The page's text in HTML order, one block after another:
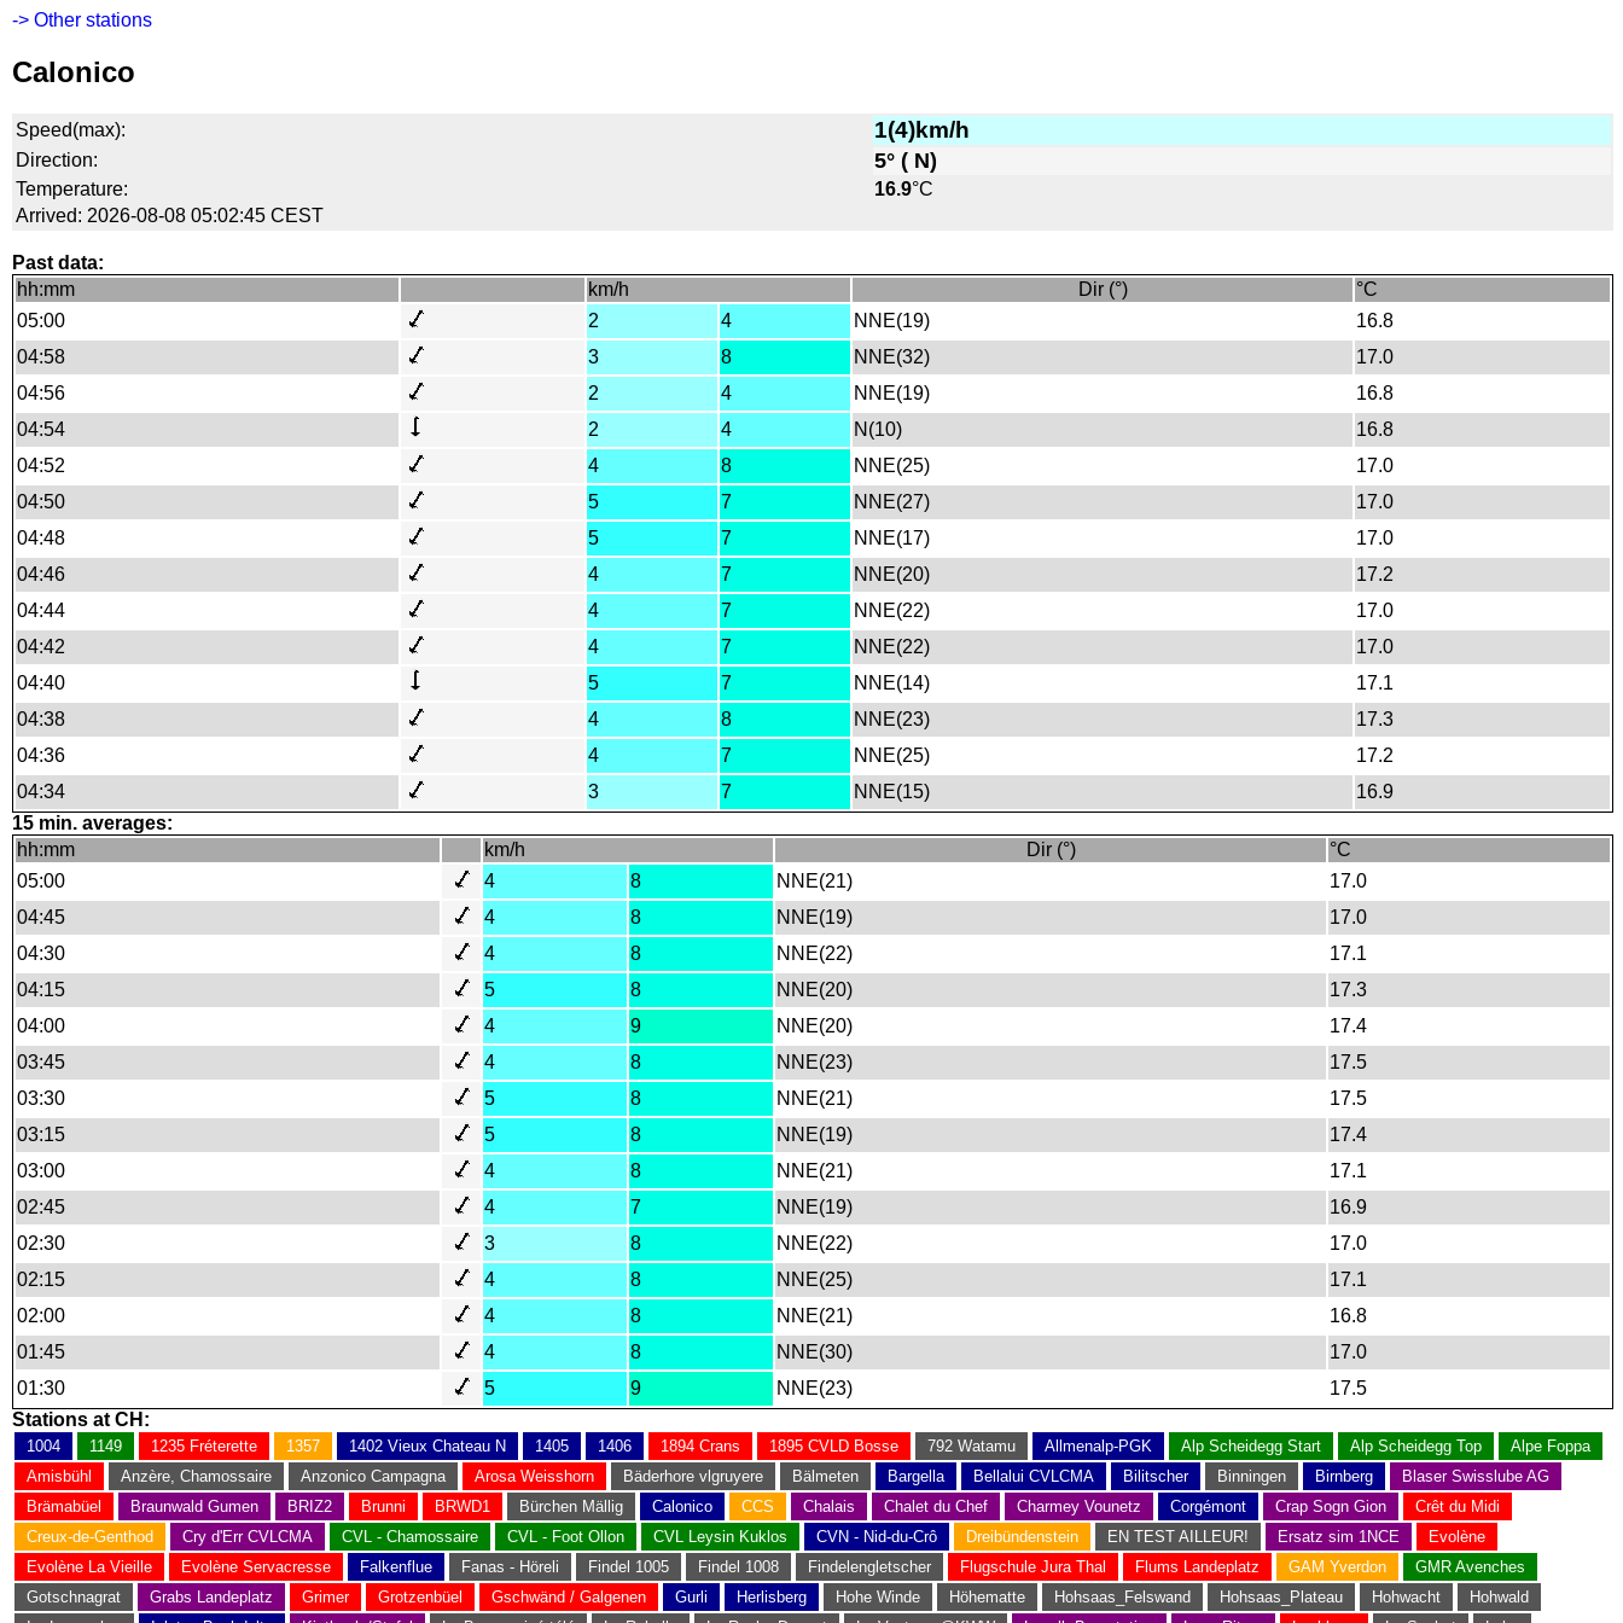
-> Other stations
Calonico
Speed(max): 1(4)km/h
Direction: 5° ( N)
Temperature: 16.9°C
Arrived: 2026-08-08 05:02:45 CEST
Past data:
hh:mm
km/h Dir (°)
°C
05:00
2 4 NNE(19)
16.8
04:58
3 8 NNE(32)
17.0
04:56
2 4 NNE(19)
16.8
04:54
2 4 N(10)
16.8
04:52
4 8 NNE(25)
17.0
04:50
5 7 NNE(27)
17.0
04:48
5 7 NNE(17)
17.0
04:46
4 7 NNE(20)
17.2
04:44
4 7 NNE(22)
17.0
04:42
4 7 NNE(22)
17.0
04:40
5 7 NNE(14)
17.1
04:38
4 8 NNE(23)
17.3
04:36
4 7 NNE(25)
17.2
04:34
3 7 NNE(15)
16.9
15 min. averages:
hh:mm
km/h Dir (°)
°C
05:00
4 8 NNE(21)
17.0
04:45
4 8 NNE(19)
17.0
04:30
4 8 NNE(22)
17.1
04:15
5 8 NNE(20)
17.3
04:00
4 9 NNE(20)
17.4
03:45
4 8 NNE(23)
17.5
03:30
5 8 NNE(21)
17.5
03:15
5 8 NNE(19)
17.4
03:00
4 8 NNE(21)
17.1
02:45
4 7 NNE(19)
16.9
02:30
3 8 NNE(22)
17.0
02:15
4 8 NNE(25)
17.1
02:00
4 8 NNE(21)
16.8
01:45
4 8 NNE(30)
17.0
01:30
5 9 NNE(23)
17.5
Stations at CH:
1004 1149 1235 Fréterette 1357 1402 Vieux Chateau N 1405 1406 1894 Crans 1895 CVLD Bosse 792 Watamu Allmenalp-PGK Alp Scheidegg Start Alp Scheidegg Top
Alpe Foppa
Amisbühl
Anzère, Chamossaire Anzonico Campagna Arosa Weisshorn Bäderhore vlgruyere Bälmeten Bargella Bellalui CVLCMA Bilitscher Binningen Birnberg
Blaser Swisslube AG
Brämabüel
Braunwald Gumen BRIZ2 Brunni BRWD1 Bürchen Mällig Calonico CCS Chalais Chalet du Chef Charmey Vounetz Corgémont Crap Sogn Gion
Crêt du Midi
Creux-de-Genthod
Cry d'Err CVLCMA CVL - Chamossaire CVL - Foot Ollon CVL Leysin Kuklos CVN - Nid-du-Crô Dreibündenstein EN TEST AILLEUR! Ersatz sim 1NCE
Evolène
Evolène La Vieille
Evolène Servacresse Falkenflue Fanas - Höreli Findel 1005 Findel 1008 Findelengletscher Flugschule Jura Thal Flums Landeplatz GAM Yverdon
GMR Avenches
Gotschnagrat
Grabs Landeplatz Grimer Grotzenbüel Gschwänd / Galgenen Gurli Herlisberg Hohe Winde Höhematte Hohsaas_Felswand Hohsaas_Plateau Hohwacht
Hohwald